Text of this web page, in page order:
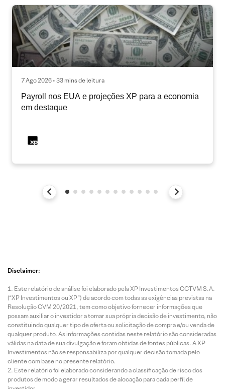
7 Ago 2026 • 33 mins de leitura
Payroll nos EUA e projeções XP para a economia
em destaque
Disclaimer:
Este relatório de análise foi elaborado pela XP Investimentos CCTVM S.A.
(“XP Investimentos ou XP”) de acordo com todas as exigências previstas na
Resolução CVM 20/2021, tem como objetivo fornecer informações que
possam auxiliar o investidor a tomar sua própria decisão de investimento, não
constituindo qualquer tipo de oferta ou solicitação de compra e/ou venda de
qualquer produto. As informações contidas neste relatório são consideradas
válidas na data de sua divulgação e foram obtidas de fontes públicas. A XP
Investimentos não se responsabiliza por qualquer decisão tomada pelo
cliente com base no presente relatório.
Este relatório foi elaborado considerando a classificação de risco dos
produtos de modo a gerar resultados de alocação para cada perfil de